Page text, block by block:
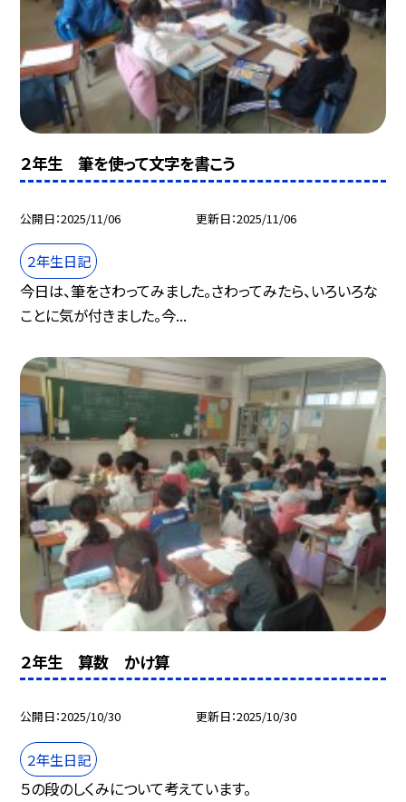
２年生 筆を使って文字を書こう
公開日 2025/11/06 更新日 2025/11/06
２年生日記
今日は、筆をさわってみました。さわってみたら、いろいろな
ことに気が付きました。今...
２年生 算数 かけ算
公開日 2025/10/30 更新日 2025/10/30
２年生日記
５の段のしくみについて考えています。